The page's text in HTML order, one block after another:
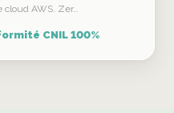
cloud AWS. Zer…
CNIL 100%